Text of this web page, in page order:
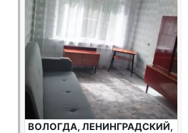
ВОЛОГДА, ЛЕНИНГРАДСКИЙ,